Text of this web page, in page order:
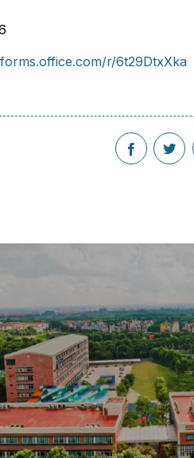
r/6t29DtxXka